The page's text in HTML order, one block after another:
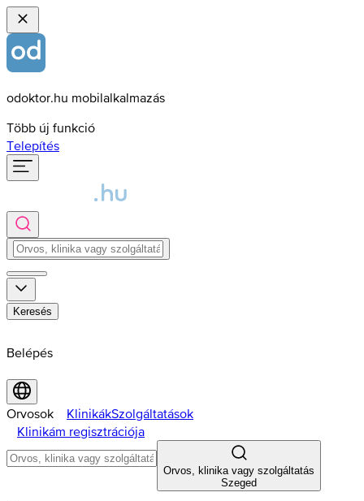
odoktor.hu mobilalkalmazás
Több új funkció
Telepítés
Keresés
Belépés
Orvosok KlinikákSzolgáltatások
Klinikám regisztrációja
Orvos, klinika vagy szolgáltatás
Szeged